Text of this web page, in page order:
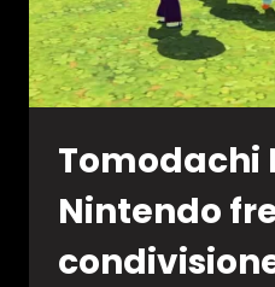
Tomodachi
Nintendo